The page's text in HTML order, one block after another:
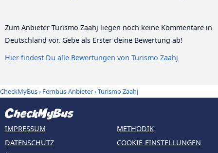
Zum Anbieter Turismo Zaahj liegen noch keine Kommentare in
Deutschland vor. Gebe als Erster deine Bewertung ab!
Hier findest Du alle Bewertungen von Turismo Zaahj
CheckMyBus› Fernbus-Anbieter› Turismo Zaahj
IMPRESSUM
DATENSCHUTZ
METHODIK
COOKIE-EINSTELLUNGEN